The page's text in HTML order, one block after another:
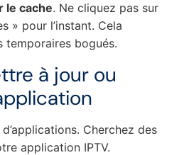
le cache. Ne cliquez pas sur
» pour l’instant. Cela
temporaires bogués.
à jour ou
Cherchez des
application IPTV.